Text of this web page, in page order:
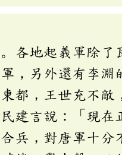
各地起義軍除了
，另外還有李淵
都，王世充不敵
建言說：「現在
兵，對唐軍十分